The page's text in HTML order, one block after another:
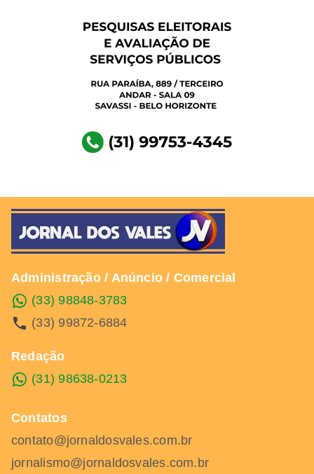
Administração / Anúncio / Comercial
(33) 98848-3783
(33) 99872-6884
Redação
(31) 98638-0213
Contatos
contato@jornaldosvales.com.br
jornalismo@jornaldosvales.com.br